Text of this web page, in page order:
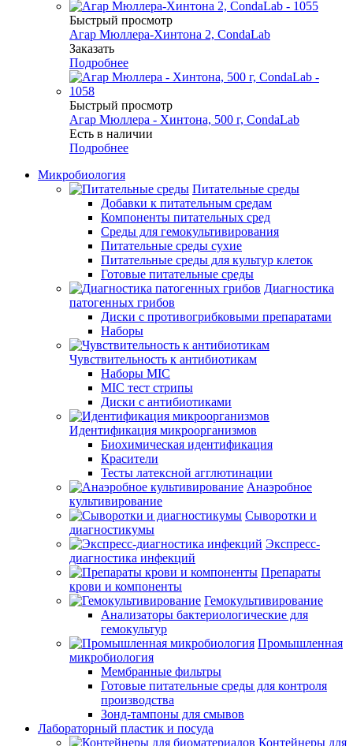
Быстрый просмотр
Агар Мюллера-Хинтона 2, CondaLab
Заказать
Подробнее
Быстрый просмотр
Агар Мюллера - Хинтона, 500 г, CondaLab
Есть в наличии
Подробнее
Микробиология
Питательные среды
Добавки к питательным средам
Компоненты питательных сред
Среды для гемокультивирования
Питательные среды сухие
Питательные среды для культур клеток
Готовые питательные среды
Диагностика
патогенных грибов
Диски с противогрибковыми препаратами
Наборы
Чувствительность к антибиотикам
Наборы MIC
MIC тест стрипы
Диски с антибиотиками
Идентификация микроорганизмов
Биохимическая идентификация
Красители
Тесты латексной агглютинации
Анаэробное
культивирование
Сыворотки и
диагностикумы
Экспресс-
диагностика инфекций
Препараты
крови и компоненты
Гемокультивирование
Анализаторы бактериологические для
гемокультур
Промышленная
микробиология
Мембранные фильтры
Готовые питательные среды для контроля
производства
Зонд-тампоны для смывов
Лабораторный пластик и посуда
Контейнеры для